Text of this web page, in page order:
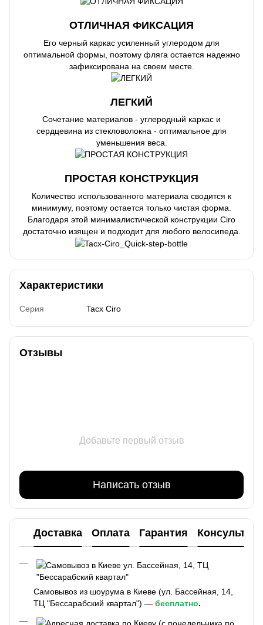
ОТЛИЧНАЯ ФИКСАЦИЯ
Его черный каркас усиленный углеродом для
оптимальной формы, поэтому фляга остается надежно
зафиксирована на своем месте.
ЛЕГКИЙ
Сочетание материалов - углеродный каркас и
сердцевина из стекловолокна - оптимальное для
уменьшения веса.
ПРОСТАЯ КОНСТРУКЦИЯ
Количество использованного материала сводится к
минимуму, поэтому остается только чистая форма.
Благодаря этой минималистической конструкции Ciro
достаточно изящен и подходит для любого велосипеда.
Характеристики
Серия Tacx Ciro
Отзывы
Добавьте первый отзыв
Написать отзыв
Доставка Оплата Гарантия
Самовывоз из шоурума в Киеве (ул. Бассейная, 14,
ТЦ "Бессарабский квартал") — бесплатно.